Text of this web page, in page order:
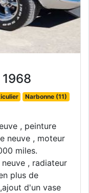
Narbonne (11)
, peinture
neuve , moteur
miles.
, radiateur
plus de
d'un vase